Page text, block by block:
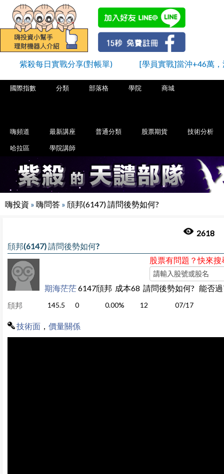
紫殺每日實戰分享(對帳單) [學員實戰]當沖+46萬
國際指數 分類 部落格 學院 商城
嗨頻道 最新講座 普通分類 股票期貨 技術分析
哈拉區 學院講師
嗨投資 » 嗨問答 » 頎邦(6147) 請問後勢如何?
2618
頎邦(6147) 請問後勢如何?
股票有問題？快來搜
期海茫茫6147頎邦 成本68 請問後勢如何? 能否
頎邦 145.5 0 0.00% 12 07/17
技術面 價量關係